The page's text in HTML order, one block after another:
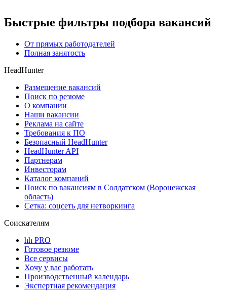
Быстрые фильтры подбора вакансий
От прямых работодателей
Полная занятость
HeadHunter
Размещение вакансий
Поиск по резюме
О компании
Наши вакансии
Реклама на сайте
Требования к ПО
Безопасный HeadHunter
HeadHunter API
Партнерам
Инвесторам
Каталог компаний
Поиск по вакансиям в Солдатском (Воронежская
область)
Сетка: соцсеть для нетворкинга
Соискателям
hh PRO
Готовое резюме
Все сервисы
Хочу у вас работать
Производственный календарь
Экспертная рекомендация